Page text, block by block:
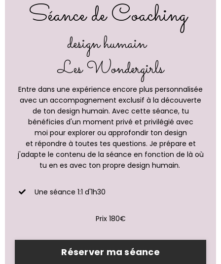
Séance de Coaching
design humain
Les Wondergirls
Entre dans une expérience encore plus personnalisée
avec un accompagnement exclusif à la découverte
de ton design humain. Avec cette séance, tu
bénéficies d'un moment privé et privilégié avec
moi pour explorer ou approfondir ton design
et répondre à toutes tes questions. Je prépare et
j'adapte le contenu de la séance en fonction de là où
tu en es avec ton propre design humain.
Une séance 1:1 d'1h30
Prix 180€
Réserver ma séance